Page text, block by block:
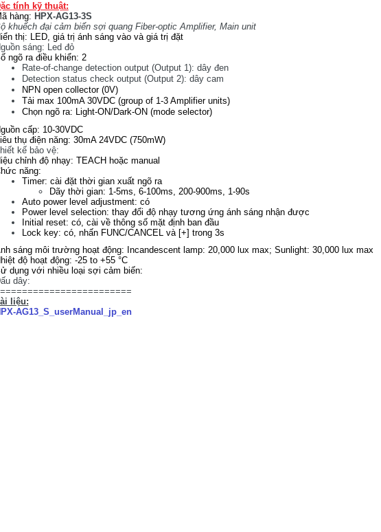
tính kỹ thuật:
hàng: HPX-AG13-3S
khuếch đại cảm biến sợi quang Fiber-optic Amplifier, Main unit
thị: LED, giá trị ánh sáng vào và giá trị đặt
sáng: Led đỏ
ngõ ra điều khiển: 2
Rate-of-change detection output (Output 1): dây đen
Detection status check output (Output 2): dây cam
NPN open collector (0V)
Tải max 100mA 30VDC (group of 1-3 Amplifier units)
Chọn ngõ ra: Light-ON/Dark-ON (mode selector)
cấp: 10-30VDC
thụ điện năng: 30mA 24VDC (750mW)
kế bảo vệ:
chỉnh độ nhạy: TEACH hoặc manual
năng:
Timer: cài đặt thời gian xuất ngõ ra
Dãy thời gian: 1-5ms, 6-100ms, 200-900ms, 1-90s
Auto power level adjustment: có
Power level selection: thay đổi độ nhạy tương ứng ánh sáng nhận được
Initial reset: có, cài về thông số mặt định ban đầu
Lock key: có, nhấn FUNC/CANCEL và [+] trong 3s
sáng môi trường hoạt động: Incandescent lamp: 20,000 lux max; Sunlight: 30,000 lux max
độ hoạt động: -25 to +55 °C
dụng với nhiều loại sợi cảm biến:
dây:
liệu:
AG13_S_userManual_jp_en